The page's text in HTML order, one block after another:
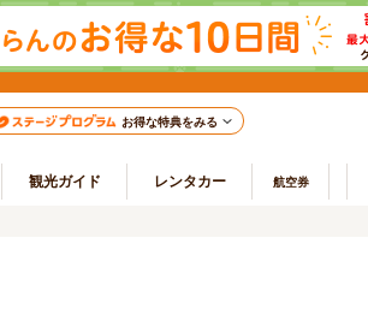
お得な特典をみる
観光ガイド レンタカー 航空券